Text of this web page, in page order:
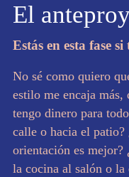
El
Estás en esta fase
No sé como quiero
estilo me encaja más,
tengo dinero para
calle o hacia el patio?
orientación es mejor?
la cocina al salón o la